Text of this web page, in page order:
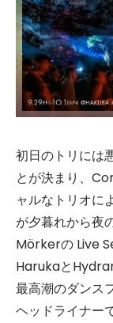
初日のトリには
とが決まり、
ャルなトリオに
が夕暮れから夜
Mörkerの Live
Harukaと
最高潮のダンス
ヘッドライナ